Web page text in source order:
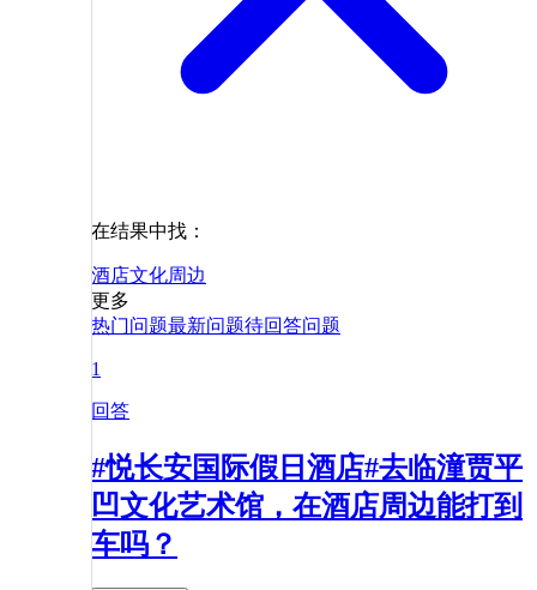
在结果中找：
酒店文化周边
更多
热门问题最新问题待回答问题
1
回答
#悦长安国际假日酒店#去临潼贾平
凹文化艺术馆，在酒店周边能打到
车吗？